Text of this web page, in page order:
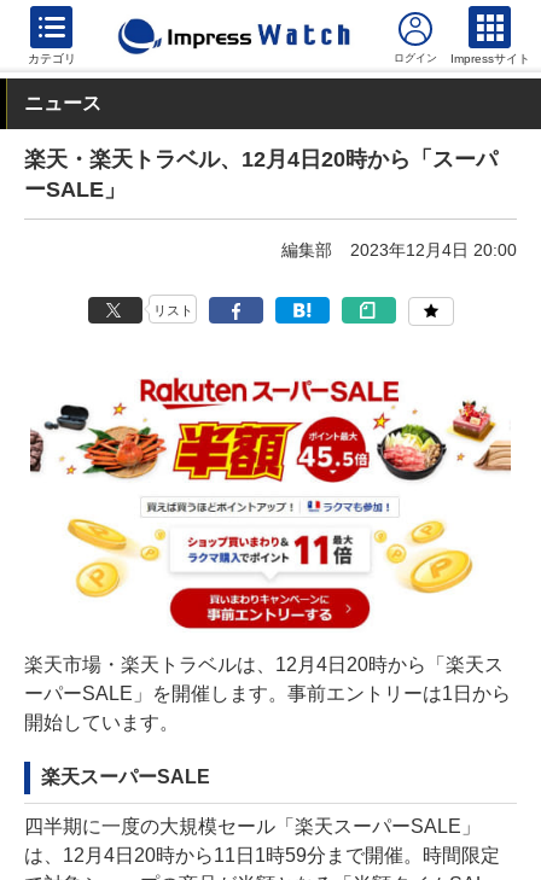
カテゴリ Impressサイト
ニュース
楽天・楽天トラベル、12月4日20時から「スーパ
ーSALE」
編集部 2023年12月4日 20:00
リスト
楽天市場・楽天トラベルは、12月4日20時から「楽天ス
ーパーSALE」を開催します。事前エントリーは1日から
開始しています。
楽天スーパーSALE
四半期に一度の大規模セール「楽天スーパーSALE」
は、12月4日20時から11日1時59分まで開催。時間限定